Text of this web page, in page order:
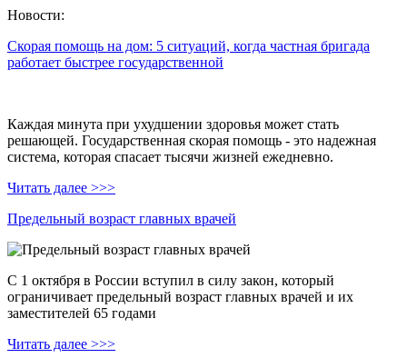
Новости:
Скорая помощь на дом: 5 ситуаций, когда частная бригада
работает быстрее государственной
Каждая минута при ухудшении здоровья может стать
решающей. Государственная скорая помощь - это надежная
система, которая спасает тысячи жизней ежедневно.
Читать далее >>>
Предельный возраст главных врачей
С 1 октября в России вступил в силу закон, который
ограничивает предельный возраст главных врачей и их
заместителей 65 годами
Читать далее >>>